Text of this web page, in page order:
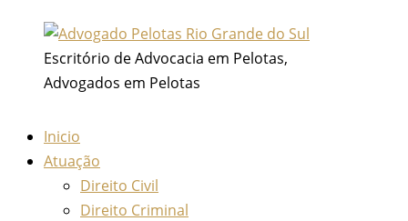
conteúdo
Escritório de Advocacia em Pelotas,
Advogados em Pelotas
Inicio
Atuação
Direito Civil
Direito Criminal